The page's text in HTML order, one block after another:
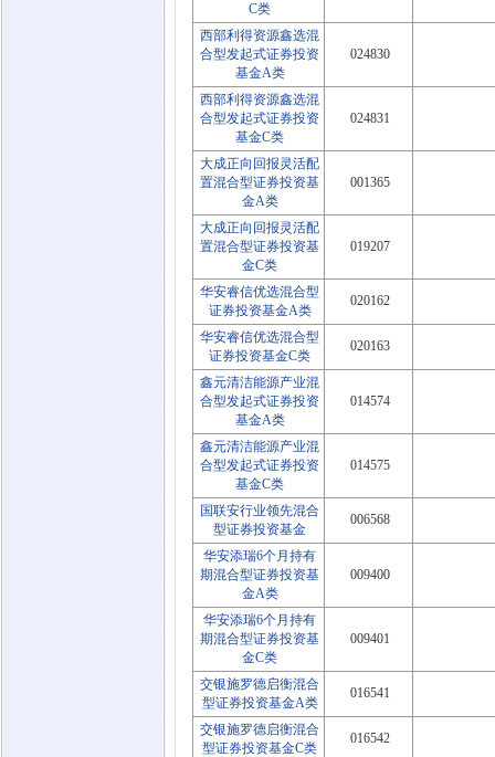
C类
西部利得资源鑫选混
合型发起式证券投资
基金A类
024830
西部利得资源鑫选混
合型发起式证券投资
基金C类
024831
大成正向回报灵活配
置混合型证券投资基
金A类
001365
大成正向回报灵活配
置混合型证券投资基
金C类
019207
华安睿信优选混合型
证券投资基金A类
020162
华安睿信优选混合型
证券投资基金C类
020163
鑫元清洁能源产业混
合型发起式证券投资
基金A类
014574
鑫元清洁能源产业混
合型发起式证券投资
基金C类
014575
国联安行业领先混合
型证券投资基金
006568
华安添瑞6个月持有
期混合型证券投资基
金A类
009400
华安添瑞6个月持有
期混合型证券投资基
金C类
009401
交银施罗德启衡混合
型证券投资基金A类
016541
交银施罗德启衡混合
型证券投资基金C类
016542